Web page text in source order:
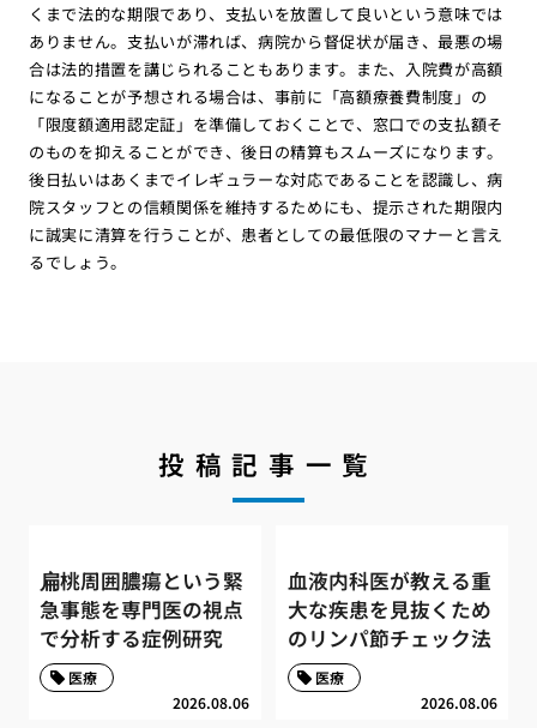
くまで法的な期限であり、支払いを放置して良いという意味では
ありません。支払いが滞れば、病院から督促状が届き、最悪の場
合は法的措置を講じられることもあります。また、入院費が高額
になることが予想される場合は、事前に「高額療養費制度」の
「限度額適用認定証」を準備しておくことで、窓口での支払額そ
のものを抑えることができ、後日の精算もスムーズになります。
後日払いはあくまでイレギュラーな対応であることを認識し、病
院スタッフとの信頼関係を維持するためにも、提示された期限内
に誠実に清算を行うことが、患者としての最低限のマナーと言え
るでしょう。
投稿記事一覧
扁桃周囲膿瘍という緊
急事態を専門医の視点
で分析する症例研究
2026.08.06
医療
血液内科医が教える重
大な疾患を見抜くため
のリンパ節チェック法
2026.08.06
医療